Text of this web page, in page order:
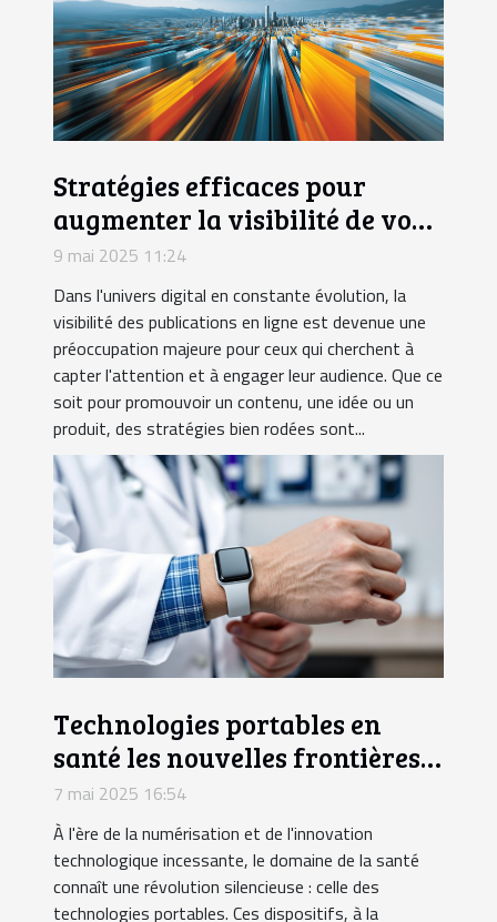
Stratégies efficaces pour
augmenter la visibilité de vos
publications en ligne
9 mai 2025 11:24
Dans l'univers digital en constante évolution, la
visibilité des publications en ligne est devenue une
préoccupation majeure pour ceux qui cherchent à
capter l'attention et à engager leur audience. Que ce
soit pour promouvoir un contenu, une idée ou un
produit, des stratégies bien rodées sont...
Technologies portables en
santé les nouvelles frontières
du suivi médical
7 mai 2025 16:54
À l'ère de la numérisation et de l'innovation
technologique incessante, le domaine de la santé
connaît une révolution silencieuse : celle des
technologies portables. Ces dispositifs, à la